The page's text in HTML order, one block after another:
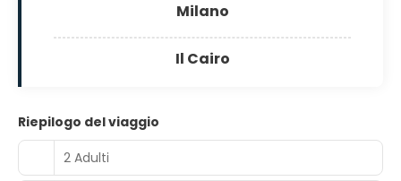
Milano
Il Cairo
Riepilogo del viaggio
2 Adulti